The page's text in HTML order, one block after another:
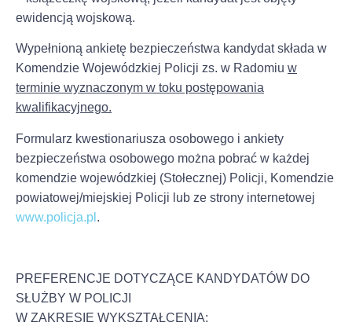
ewidencją wojskową.
Wypełnioną ankietę bezpieczeństwa kandydat składa w
Komendzie Wojewódzkiej Policji zs. w Radomiu w
terminie wyznaczonym w toku postępowania
kwalifikacyjnego.
Formularz kwestionariusza osobowego i ankiety
bezpieczeństwa osobowego można pobrać w każdej
komendzie wojewódzkiej (Stołecznej) Policji, Komendzie
powiatowej/miejskiej Policji lub ze strony internetowej
www.policja.pl .
PREFERENCJE DOTYCZĄCE KANDYDATÓW DO
SŁUŻBY W POLICJI
W ZAKRESIE WYKSZTAŁCENIA: